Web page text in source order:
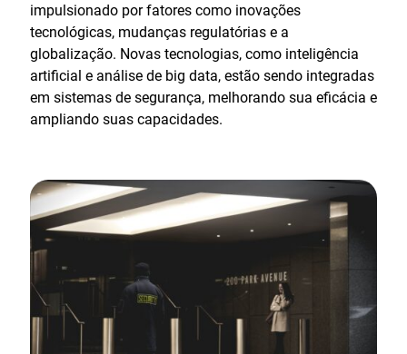
impulsionado por fatores como inovações
tecnológicas, mudanças regulatórias e a
globalização. Novas tecnologias, como inteligência
artificial e análise de big data, estão sendo integradas
em sistemas de segurança, melhorando sua eficácia e
ampliando suas capacidades.